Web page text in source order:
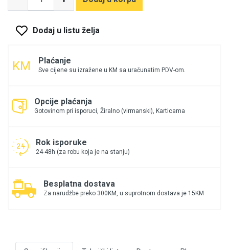
Dodaj u listu želja
Plaćanje
Sve cijene su izražene u KM sa uračunatim PDV-om.
Opcije plaćanja
Gotovinom pri isporuci, Žiralno (virmanski), Karticama
Rok isporuke
24-48h (za robu koja je na stanju)
Besplatna dostava
Za narudžbe preko 300KM, u suprotnom dostava je 15KM